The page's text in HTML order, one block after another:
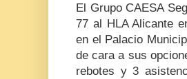
El Grupo CAESA
77 al HLA Alicante
en el Palacio
de cara a sus
rebotes y 3